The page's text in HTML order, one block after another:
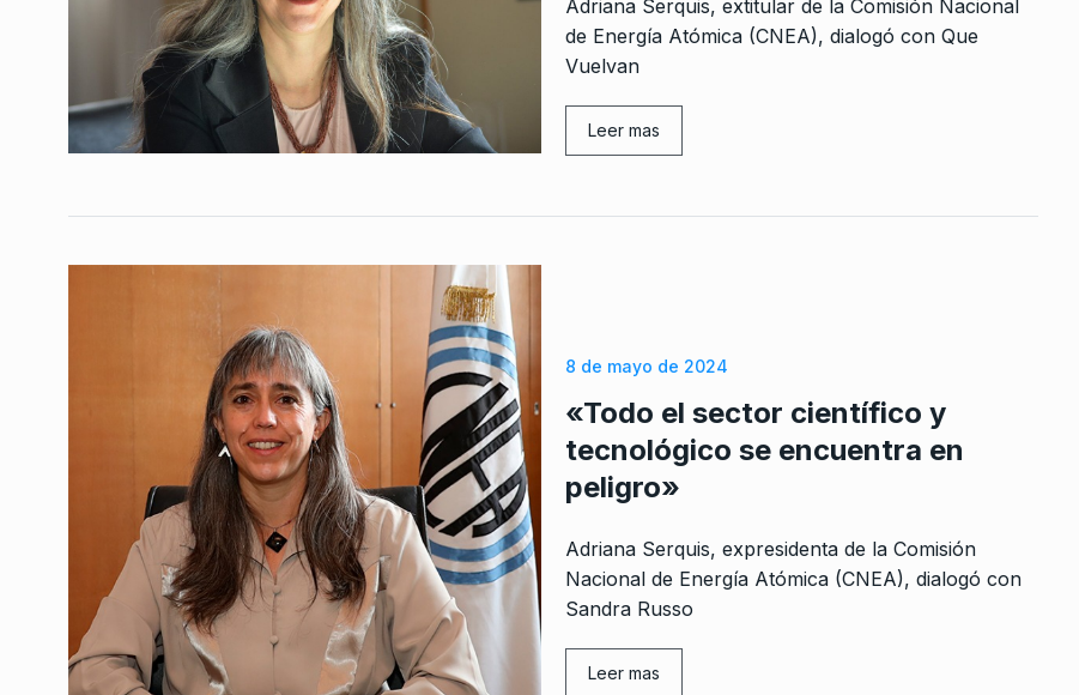
Adriana Serquis, extitular de la Comisión Nacional
de Energía Atómica (CNEA), dialogó con Que
Vuelvan
Leer mas
8 de mayo de 2024
«Todo el sector científico y
tecnológico se encuentra en
peligro»
Adriana Serquis, expresidenta de la Comisión
Nacional de Energía Atómica (CNEA), dialogó con
Sandra Russo
Leer mas
3
Gustavo Gómez Ciccioli: «Para
sacar adelante el país falta
alguien…
ALERTA! 3 De Agosto De 2023
«Milei tiene una lógica de
20 De Septiembre De 2024
5
«Cristina está sufriendo un
secuestro con el aval de la…
SIEMPRE ES HOY
3 De Septiembre De
2025
6
Salvo: «En Jujuy los que votaron
la ampliación de la…
ALERTA! 10 De Agosto De 2023
José Campusano: «Toda la
industria audiovisual está
siendo atacada por…
Incendios, pobreza y fake news: